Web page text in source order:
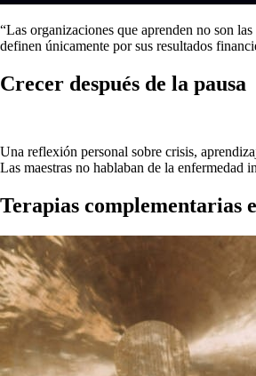
“Las organizaciones que aprenden no son
definen únicamente por sus resultados
Crecer después de la pausa
Una reflexión personal sobre crisis,
Las maestras no hablaban de la
Terapias complementarias